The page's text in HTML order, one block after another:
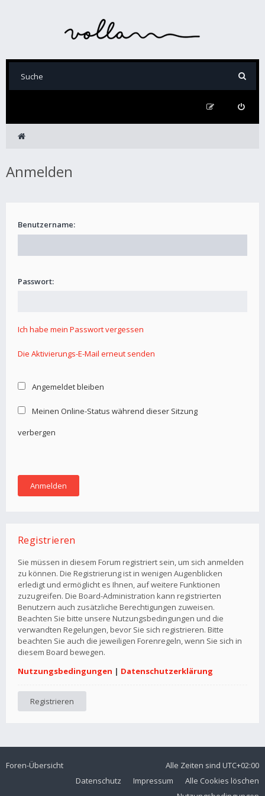
Anmelden
Benutzername:
Passwort:
Ich habe mein Passwort vergessen
Die Aktivierungs-E-Mail erneut senden
Angemeldet bleiben
Meinen Online-Status während dieser Sitzung
verbergen
Registrieren
Sie müssen in diesem Forum registriert sein, um sich anmelden
zu können. Die Registrierung ist in wenigen Augenblicken
erledigt und ermöglicht es Ihnen, auf weitere Funktionen
zuzugreifen. Die Board-Administration kann registrierten
Benutzern auch zusätzliche Berechtigungen zuweisen.
Beachten Sie bitte unsere Nutzungsbedingungen und die
verwandten Regelungen, bevor Sie sich registrieren. Bitte
beachten Sie auch die jeweiligen Forenregeln, wenn Sie sich in
diesem Board bewegen.
Nutzungsbedingungen | Datenschutzerklärung
Registrieren
Foren-Übersicht Alle Zeiten sind UTC+02:00
Alle Cookies löschen
Impressum
Datenschutz